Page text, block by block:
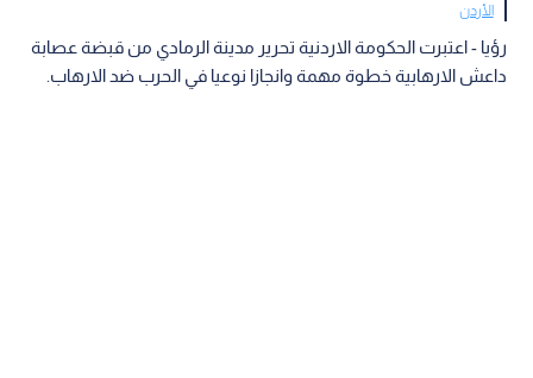
الأردن
رؤيا - اعتبرت الحكومة الاردنية تحرير مدينة الرمادي من قبضة عصابة
داعش الارهابية خطوة مهمة وانجازا نوعيا في الحرب ضد الارهاب.